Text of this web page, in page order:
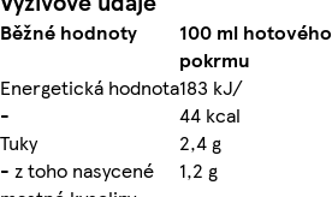
Běžné hodnoty
100 ml hotového
pokrmu
Energetická hodnota183 kJ/
-
44 kcal
Tuky
2,4 g
- z toho nasycené
1,2 g